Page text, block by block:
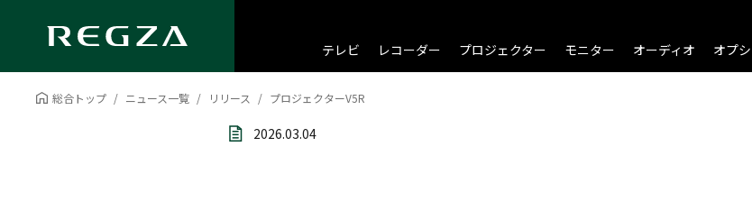
テレビ レコーダー プロジェクター モニター オーディオ オプ
総合トップ ニュース一覧 リリース プロジェクターV5R
2026.03.04